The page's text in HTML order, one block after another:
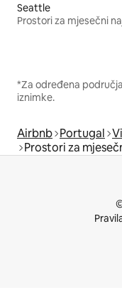
Seattle
Prostori za mjesečni
*Za određena
iznimke.
Airbnb Portugal
Prostori za